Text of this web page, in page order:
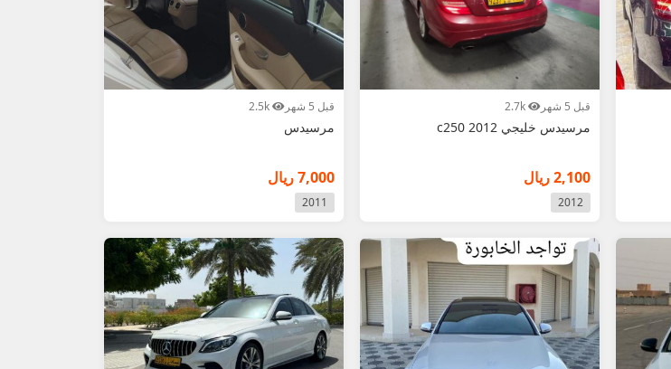
قبل 5 شهر
مرسيدس خليجي c250 2012
2,100 ريال
2012
قبل 5 شهر
مرسيدس
7,000 ريال
2011